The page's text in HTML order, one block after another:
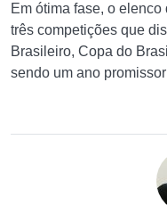
Em ótima fase, o
três competições que
Brasileiro, Copa do
sendo um ano